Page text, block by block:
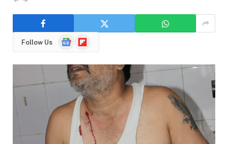
Follow Us
GoogleFlipboard